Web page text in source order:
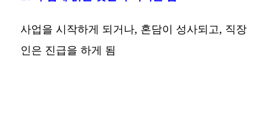
사업을 시작하게 되거나, 혼담이 성사되고, 직장
인은 진급을 하게 됨